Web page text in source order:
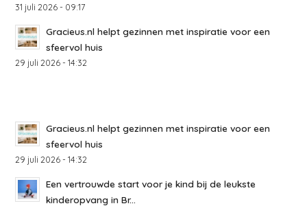
31 juli 2026 - 09:17
Gracieus.nl helpt gezinnen met inspiratie voor een
sfeervol huis
29 juli 2026 - 14:32
Gracieus.nl helpt gezinnen met inspiratie voor een
sfeervol huis
29 juli 2026 - 14:32
Een vertrouwde start voor je kind bij de leukste
kinderopvang in Br...